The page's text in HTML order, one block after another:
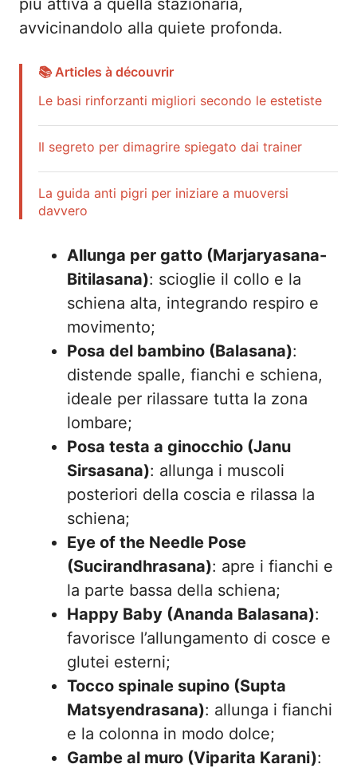
più attiva a quella stazionaria,
avvicinandolo alla quiete profonda.
📚 Articles à découvrir
Le basi rinforzanti migliori secondo le estetiste
Il segreto per dimagrire spiegato dai trainer
La guida anti pigri per iniziare a muoversi
davvero
Allunga per gatto (Marjaryasana-
Bitilasana): scioglie il collo e la
schiena alta, integrando respiro e
movimento;
Posa del bambino (Balasana):
distende spalle, fianchi e schiena,
ideale per rilassare tutta la zona
lombare;
Posa testa a ginocchio (Janu
Sirsasana): allunga i muscoli
posteriori della coscia e rilassa la
schiena;
Eye of the Needle Pose
(Sucirandhrasana): apre i fianchi e
la parte bassa della schiena;
Happy Baby (Ananda Balasana):
favorisce l’allungamento di cosce e
glutei esterni;
Tocco spinale supino (Supta
Matsyendrasana): allunga i fianchi
e la colonna in modo dolce;
Gambe al muro (Viparita Karani):